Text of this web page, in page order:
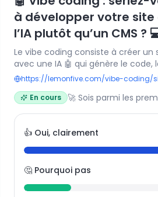
à développer votre site
l’IA plutôt qu’un CMS ?
Le vibe coding consiste à créer un
avec une IA 🤖 qui génère le code,
fonctionnalités à la demande.
classiques comme WordPress ou
implique aussi une nouvelle
digital. Seriez-vous prêt à adopter
créer un site web ? 🌐✨
https://lemonfive.com/vibe-coding/
En cours
🚀 Sois parmi les
👍 Oui, clairement
🤔 Pourquoi pas